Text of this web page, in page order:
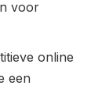
voor
online
een